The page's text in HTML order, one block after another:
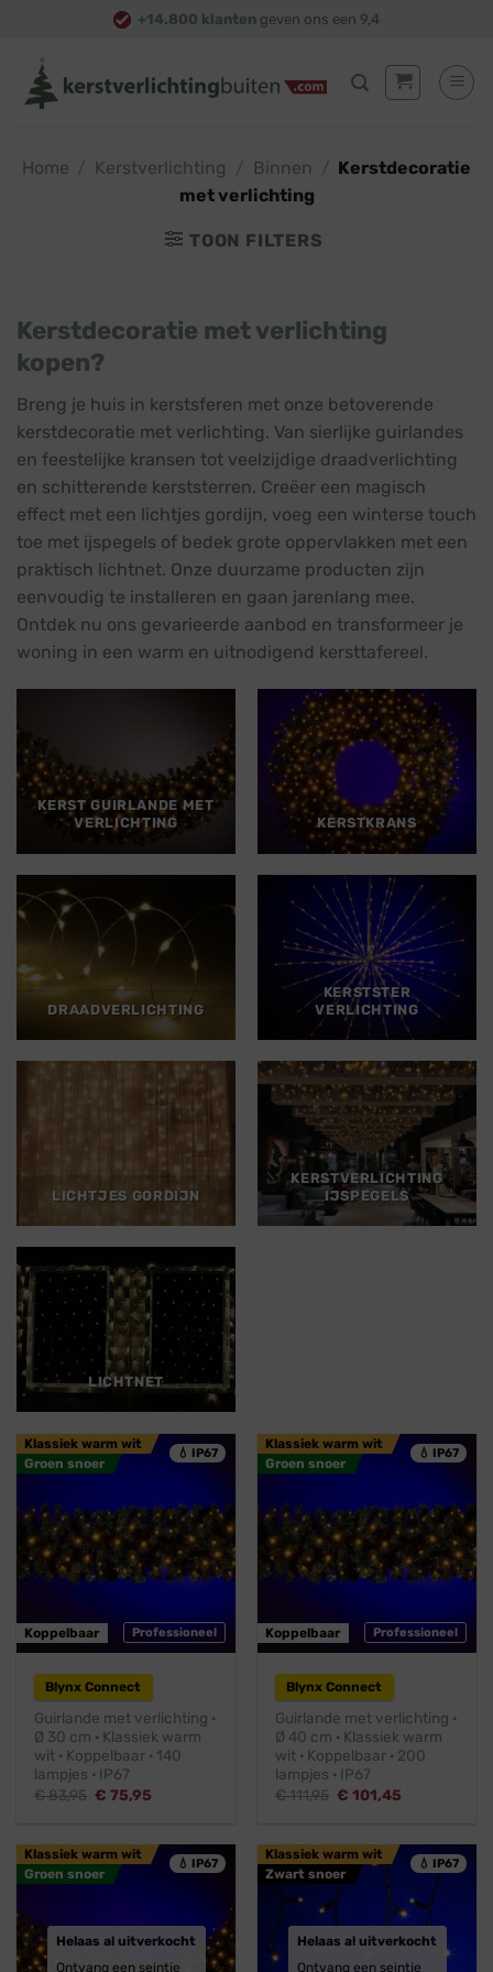
content
+14.800 klanten geven ons een 9,4
Home Kerstverlichting Binnen
Kerstdecoratie
met verlichting
TOON FILTERS
Kerstdecoratie met verlichting
kopen?
Breng je huis in kerstsferen met onze betoverende
kerstdecoratie met verlichting. Van sierlijke guirlandes
en feestelijke kransen tot veelzijdige draadverlichting
en schitterende kerststerren. Creëer een magisch
effect met een lichtjes gordijn, voeg een winterse touch
toe met ijspegels of bedek grote oppervlakken met een
praktisch lichtnet. Onze duurzame producten zijn
eenvoudig te installeren en gaan jarenlang mee.
Ontdek nu ons gevarieerde aanbod en transformeer je
woning in een warm en uitnodigend kersttafereel.
KERST GUIRLANDE MET
VERLICHTING
KERSTKRANS
DRAADVERLICHTING
KERSTSTER
VERLICHTING
LICHTJES GORDIJN
KERSTVERLICHTING
IJSPEGELS
LICHTNET
💧 IP67
Professioneel
Klassiek warm wit
Groen snoer
Koppelbaar
Blynx Connect
Guirlande met verlichting ·
Ø 30 cm · Klassiek warm
wit · Koppelbaar · 140
lampjes · IP67
€83,95 Oorspronkelijke
€ 75,95
💧 IP67
Professioneel
Klassiek warm wit
Groen snoer
Koppelbaar
Blynx Connect
Guirlande met verlichting ·
Ø 40 cm · Klassiek warm
wit · Koppelbaar · 200
lampjes · IP67
€111,95 Oorspronkelijke
€ 101,45
💧 IP67
Klassiek warm wit
Groen snoer
Helaas al uitverkocht
Ontvang een seintje
💧 IP67
Klassiek warm wit
Zwart snoer
Helaas al uitverkocht
Ontvang een seintje